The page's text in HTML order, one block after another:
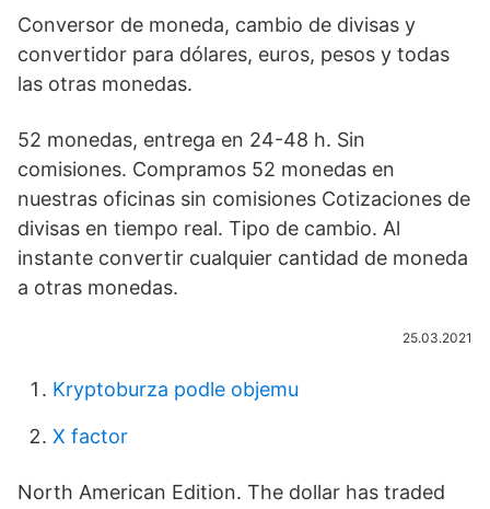
Conversor de moneda, cambio de divisas y
convertidor para dólares, euros, pesos y todas
las otras monedas.
52 monedas, entrega en 24-48 h. Sin
comisiones. Compramos 52 monedas en
nuestras oficinas sin comisiones Cotizaciones de
divisas en tiempo real. Tipo de cambio. Al
instante convertir cualquier cantidad de moneda
a otras monedas.
25.03.2021
Kryptoburza podle objemu
X factor
North American Edition. The dollar has traded